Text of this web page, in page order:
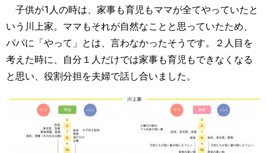
子供が1人の時は、家事も育児もママが全てやっていたと
いう川上家。ママもそれが自然なことと思っていたため、
パパに「やって」とは、言わなかったそうです。２人目を
考えた時に、自分１人だけでは家事も育児もできなくなる
と思い、役割分担を夫婦で話し合いました。